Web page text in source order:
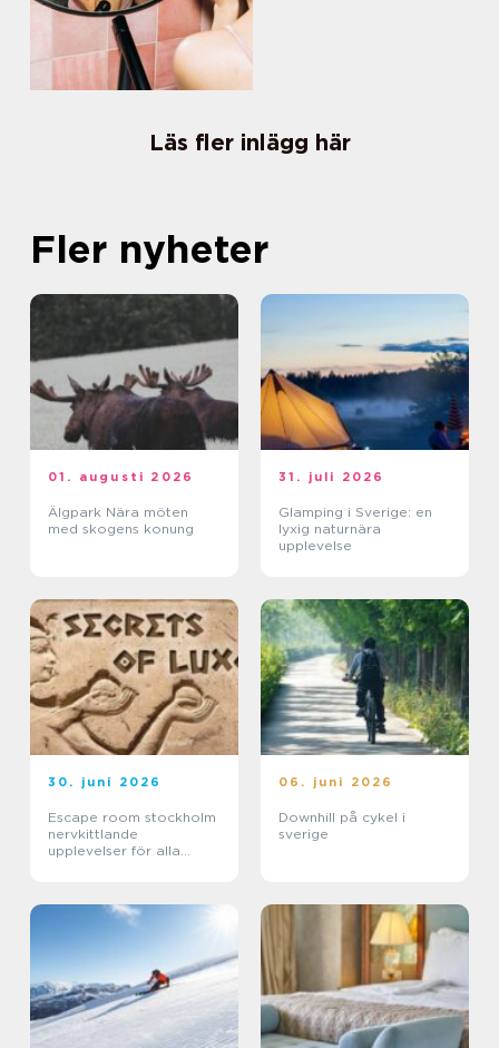
Läs fler inlägg här
Fler nyheter
01. augusti 2026
Älgpark Nära möten
med skogens konung
31. juli 2026
Glamping i Sverige: en
lyxig naturnära
upplevelse
30. juni 2026
Escape room stockholm
nervkittlande
upplevelser för alla
06. juni 2026
Downhill på cykel i
sverige